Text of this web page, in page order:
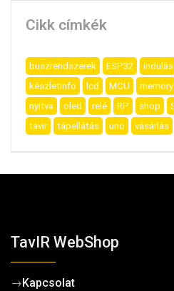
Cikk címkék
buszrendszerek ESP32 indulás
készletinfo
lcd MCU memory
nyitva
oled relé RP shop
tavir
tápellátás uno vásárlás
TavIR WebShop
→Kapcsolat